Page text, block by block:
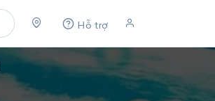
Hỗ trợ